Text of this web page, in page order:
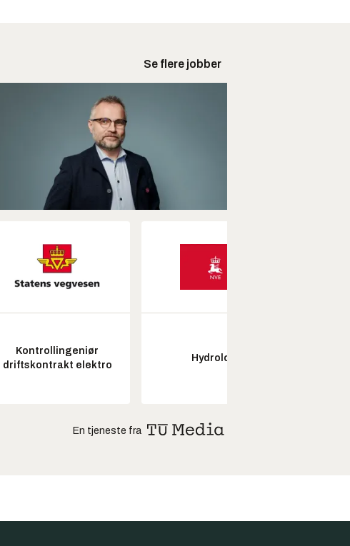
Se flere jobber
Kontrollingeniør
driftskontrakt elektro
Hydrolog
En tjeneste fra